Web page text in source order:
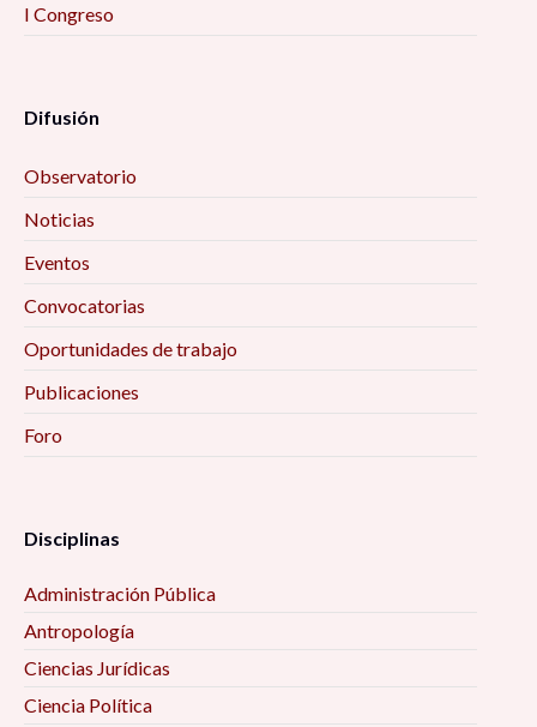
I Congreso
Difusión
Observatorio
Noticias
Eventos
Convocatorias
Oportunidades de trabajo
Publicaciones
Foro
Disciplinas
Administración Pública
Antropología
Ciencias Jurídicas
Ciencia Política